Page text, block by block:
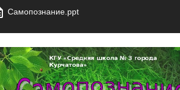
Самопознание.ppt